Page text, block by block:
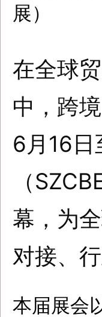
展）
在全球
中，跨
6月16日
（
幕，为
对接、
本届展会